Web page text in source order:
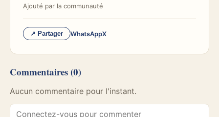
Ajouté par la communauté
↗ Partager WhatsAppX
Commentaires (0)
Aucun commentaire pour l'instant.